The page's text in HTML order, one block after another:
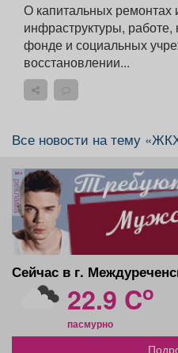
О капитальных ремонтах
инфраструктуры,
фонде и социальных
восстановлении...
Все новости на тему
реклама
Сейчас в г.
22.9 Co
пасмурно